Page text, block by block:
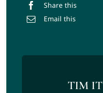
Share this
Email this
TIM